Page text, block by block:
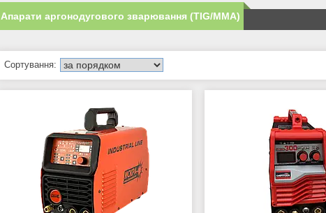
Апарати аргонодугового зварювання (TIG/MMA)